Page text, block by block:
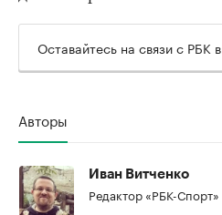
Оставайтесь на связи с РБК в
Авторы
Иван Витченко
Редактор «РБК-Спорт»